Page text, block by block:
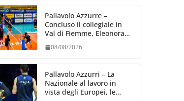
Pallavolo Azzurre –
Concluso il collegiale in
Val di Fiemme, Eleonora
su quei piccoli dettagli
08/08/2026
Pallavolo Azzurri – La
Nazionale al lavoro in
vista degli Europei, le